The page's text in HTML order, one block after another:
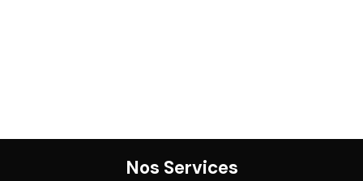
Nos Services